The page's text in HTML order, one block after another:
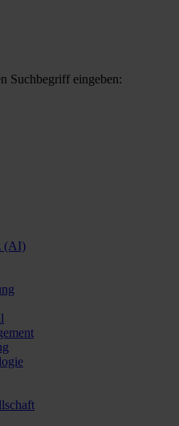
Suchbegriff eingeben:
(AI)